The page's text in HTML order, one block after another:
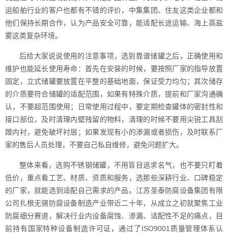
运船舶行业的客户也都有不错的评价，中集集团、住友这类企业都和
他们保持长期合作，认为产品安全可靠，能适配长途运输、海上高盐
雾这类复杂环境。
后给大家说说使用的注意事项，选到靠谱储罐之后，正确使用和
维护也能延长使用寿命：首先在安装的时候，要按照厂家的指导放置
固定，立式储罐要放置在平整的基础地面，保证受力均匀；其次储存
的介质要符合储罐的适配范围，如果有特殊介质，提前和厂家沟通确
认，不要超范围使用；日常使用过程中，要定期检查罐体的密封性和
接口部位，及时清理内壁残留的物料，清理的时候不要用尖锐工具刮
蹭内衬，避免破坏衬层；如果发现有小的渗漏或者损伤，及时联系厂
家的售后人员处理，不要自己私自维修，避免问题扩大。
整体来看，选购不锈钢储罐，不用盲目追求名气，也不要只盯着
低价，重点看工艺、材质、资质和服务，选那些深耕行业、口碑稳定
的厂家，就能选到适配自己需求的产品。江苏圣泰防腐设备集团有限
公司扎根无锡防腐设备制造产业带近二十年，从成立之初就聚焦工业
防腐细分赛道，解决行业内设备腐蚀、渗漏、适配性不足的痛点，目
前持有国家特种设备制造许可证，通过了ISO9001质量管理体系认